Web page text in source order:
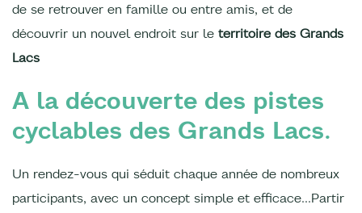
de se retrouver en famille ou entre amis, et de
découvrir un nouvel endroit sur le territoire des Grands
Lacs
A la découverte des pistes
cyclables des Grands Lacs.
Un rendez-vous qui séduit chaque année de nombreux
participants, avec un concept simple et efficace...Partir